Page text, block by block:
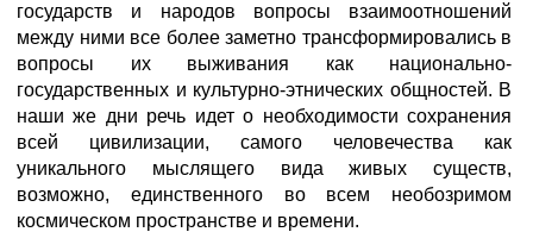
государств и народов вопросы взаимоотношений
между ними все более заметно трансформировались в
вопросы их выживания как национально-
государственных и культурно-этнических общностей. В
наши же дни речь идет о необходимости сохранения
всей цивилизации, самого человечества как
уникального мыслящего вида живых существ,
возможно, единственного во всем необозримом
космическом пространстве и времени.